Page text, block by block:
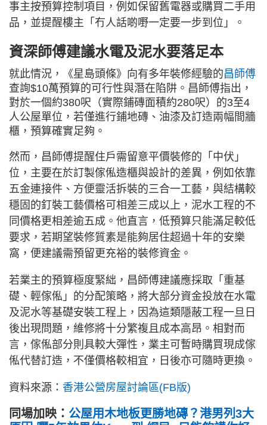
事主按預算控制項目，例如保留舊電器或購買二手用
品，並提醒樓主「冇人話啲嘢一定要一步到位」。
資深師傅建議水電及泥水要落足本
就此情況，《星島頭條》向有多年裝修經驗的昌師傅
查詢$10萬預算的可行性與潛在陷阱。昌師傅指出，
對於一個約380呎（實際鋪磚面積約280呎）的3至4
人公屋單位，若僅進行鋪地磚、油漆及訂造兩幅間牆
櫃，預算確實足夠。
然而，昌師傅提醒住戶需留意平價裝修的「中伏」
位，主要在於訂製傢俬造櫃與設計的差異，例如依靠
五金連接件、方便靈活拆裝的三合一工藝，與結構較
穩固的釘裝工藝價格可相差三成以上，泥水工程的不
同價格更相差逾五成。他直言，低預算只能滿足較低
要求，若期望裝修質素是能夠居住超過十年的安樂
窩，便建議需預留更充裕的裝修資金。
若業主的預算極度緊絀，昌師傅建議應採取「重基
礎、輕傢俬」的分配策略，將大部分資金投放在水電
及泥水等基礎安裝工程上，因為這類隱蔽工程一旦日
後出現問題，維修將十分繁複且成本高昂。相對而
言，傢俬部分則具較大彈性，業主可暫時購買現成傢
俬代替訂造，不僅價格較相宜，日後亦可隨時更換。
資料來源： 香港公營房屋討論區(FB版)
同場加映： 公屋用木地板更勝地磚？港男列3大